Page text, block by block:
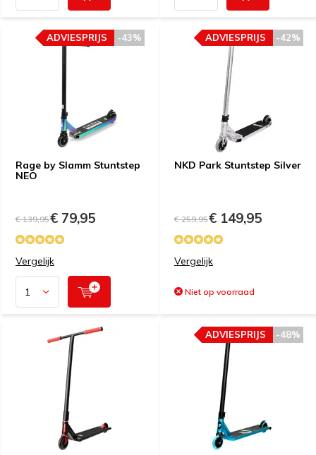
Rage by Slamm Stuntstep
NEO
-43%
ADVIESPRIJS
€ 139,95€ 79,95
Vergelijk
NKD Park Stuntstep Silver
-42%
ADVIESPRIJS
€ 259,95€ 149,95
Vergelijk
Niet op voorraad
-48%
ADVIESPRIJS